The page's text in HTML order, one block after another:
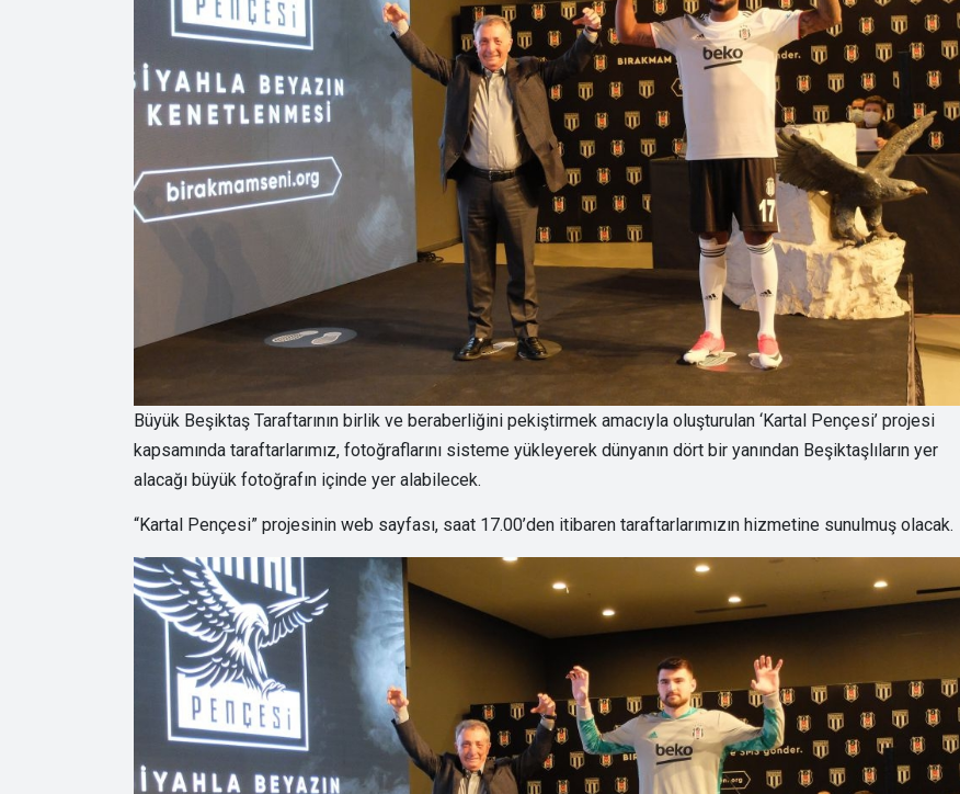
Büyük Beşiktaş Taraftarının birlik ve beraberliğini pekiştirmek amacıyla oluşturulan ‘Kartal Pençesi’ projesi
kapsamında taraftarlarımız, fotoğraflarını sisteme yükleyerek dünyanın dört bir yanından Beşiktaşlıların yer
alacağı büyük fotoğrafın içinde yer alabilecek.
“Kartal Pençesi” projesinin web sayfası, saat 17.00’den itibaren taraftarlarımızın hizmetine sunulmuş olacak.